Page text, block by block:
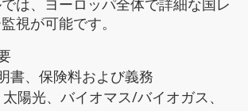
は、ヨーロッパ全体で詳細な国レ
視が可能です。
書、保険料および義務
陽光、バイオマス/バイオガス、